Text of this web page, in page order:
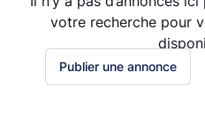
votre recherche pour
Publier une annonce